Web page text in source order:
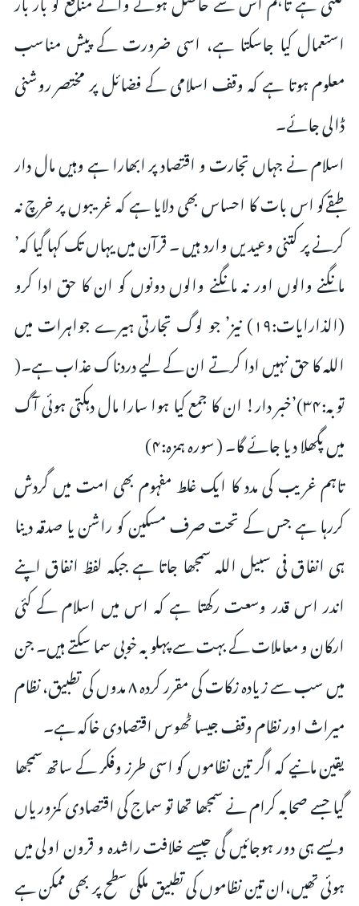
استعمال کیا جاسکتا ہے، اسی ضرورت کے پیش مناسب
معلوم ہوتا ہے کہ وقف اسلامی کے فضائل پر مختصر روشنی
ڈالی جائے۔
اسلام نے جہاں تجارت و اقتصاد پر ابھارا ہے وہیں مال دار
طبقےکو اس بات کا احساس بھی دلایا ہے کہ غریبوں پر خرچ نہ
کرنے پر کتنی وعیدیں وارد ہیں ۔ قرآن میں یہاں تک کہا گیا کہ’
مانگنے والوں اور نہ مانگنے والوں دونوں کو ان کا حق ادا کرو
(الذارایات:۱۹) نیز’ جو لوگ تجارتی ہیرے جواہرات میں
اللہ کا حق نہیں ادا کرتے ان کے لیے دردناک عذاب ہے۔(
توبہ:۳۴)’خبر دار! ان کا جمع کیا ہوا سارا مال دہکتی ہوئی آگ
میں پگھلا دیا جائے گا۔ ( سورہ ہمزہ:۴)
تاہم غریب کی مدد کا ایک غلط مفہوم بھی امت میں گردش
کررہا ہے جس کے تحت صرف مسکین کو راشن یا صدقہ دینا
ہی انفاق فی سبیل اللہ سمجھا جاتا ہے جبکہ لفظ انفاق اپنے
اندر اس قدر وسعت رکھتا ہے کہ اس میں اسلام کے کئی
ارکان و معاملات کے بہت سے پہلو بہ خوبی سما سکتے ہیں۔ جن
میں سب سے زیادہ زکات کی مقرر کردہ ۸ مدوں کی تطبیق، نظام
میراث اور نظام وقف جیسا ٹھوس اقتصادی خاکہ ہے۔
یقین مانیے کہ اگر تین نظاموں کو اسی طرز وفکر کے ساتھ سمجھا
گیا جسے صحابہ کرام نے سمجھا تھا تو سماج کی اقتصادی کمزوریاں
ویسے ہی دور ہوجائیں گی جیسے خلافت راشدہ و قرون اولی میں
ہوئی تھیں،ان تین نظاموں کی تطبیق ملکی سطح پر بھی ممکن ہے